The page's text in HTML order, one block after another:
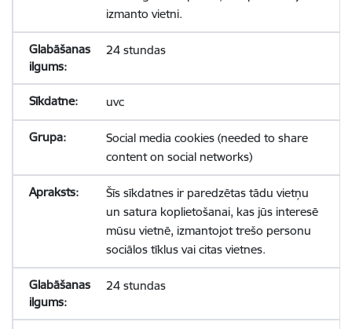
izmanto vietni.
24 stundas
uvc
Social media cookies (needed to share
content on social networks)
Šīs sīkdatnes ir paredzētas tādu vietņu
un satura koplietošanai, kas jūs interesē
mūsu vietnē, izmantojot trešo personu
sociālos tīklus vai citas vietnes.
24 stundas